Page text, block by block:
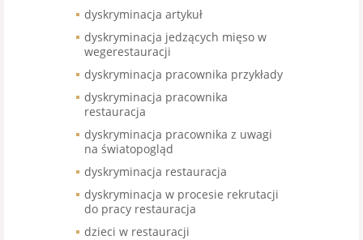
dyskryminacja artykuł
dyskryminacja jedzących mięso w
wegerestauracji
dyskryminacja pracownika przykłady
dyskryminacja pracownika
restauracja
dyskryminacja pracownika z uwagi
na światopogląd
dyskryminacja restauracja
dyskryminacja w procesie rekrutacji
do pracy restauracja
dzieci w restauracji